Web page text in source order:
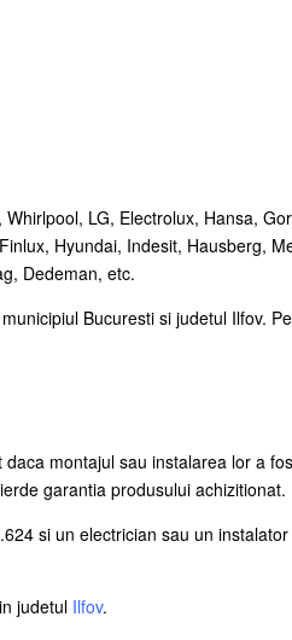
LG, Electrolux, Hansa,
Hyundai, Indesit, Hausberg,
Dedeman, etc.
Bucuresti si judetul Ilfov.
montajul sau instalarea lor a
garantia produsului achizitionat.
si un electrician sau un
judetul Ilfov.